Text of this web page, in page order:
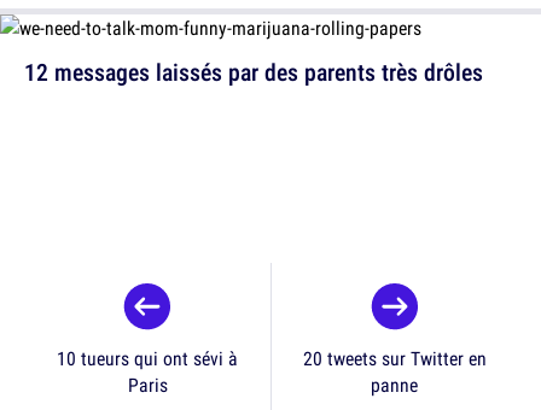
12 messages laissés par des parents très drôles
10 tueurs qui ont sévi à
Paris
20 tweets sur Twitter en
panne